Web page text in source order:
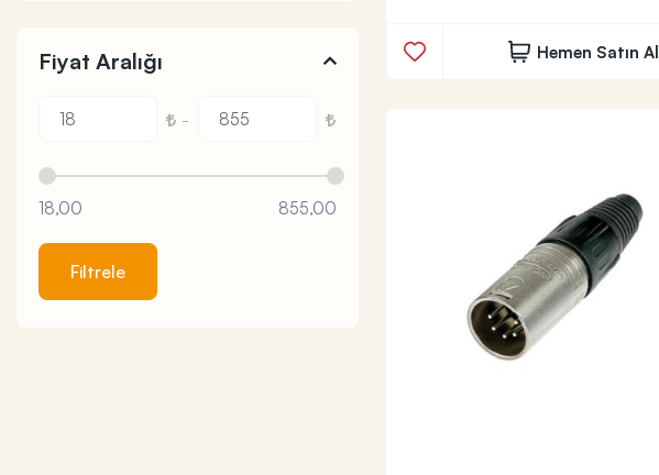
Fiyat Aralığı
-
18,00 855,00
Filtrele
Hemen Satın Al